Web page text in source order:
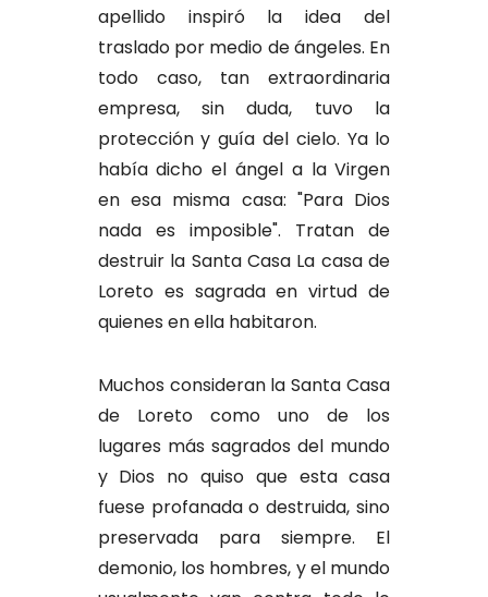
apellido inspiró la idea del
traslado por medio de ángeles. En
todo caso, tan extraordinaria
empresa, sin duda, tuvo la
protección y guía del cielo. Ya lo
había dicho el ángel a la Virgen
en esa misma casa: "Para Dios
nada es imposible". Tratan de
destruir la Santa Casa La casa de
Loreto es sagrada en virtud de
quienes en ella habitaron.
Muchos consideran la Santa Casa
de Loreto como uno de los
lugares más sagrados del mundo
y Dios no quiso que esta casa
fuese profanada o destruida, sino
preservada para siempre. El
demonio, los hombres, y el mundo